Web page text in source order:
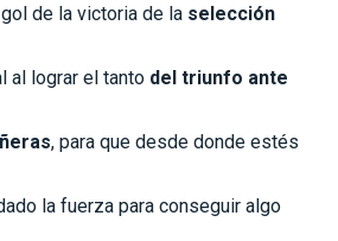
de la victoria de la selección
al lograr el tanto del triunfo ante
, para que desde donde estés
la fuerza para conseguir algo